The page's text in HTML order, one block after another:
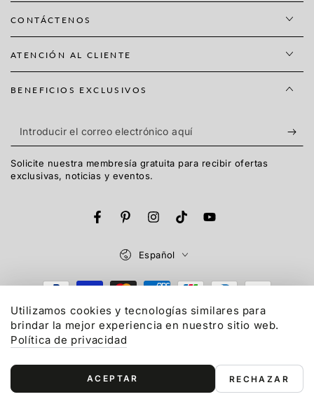
CONTÁCTENOS
ATENCIÓN AL CLIENTE
BENEFICIOS EXCLUSIVOS
Introducir
el
correo
Solicite nuestra membresía gratuita para recibir ofertas
exclusivas, noticias y eventos.
FacebookPinterestInstagramTikTokYouTube
© 2015-2026,GonexLLC. Reservados todos los derechos.
Política de reembolso
Términos del servicio
Política de envío
Información de contacto
Español
Métodos
de
pago
Utilizamos cookies y tecnologías similares para
brindar la mejor experiencia en nuestro sitio web.
Política de privacidad
ACEPTAR RECHAZAR